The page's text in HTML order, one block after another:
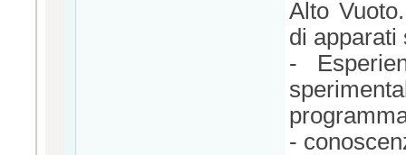
Alto
di apparati
-
-